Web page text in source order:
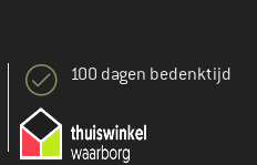
100 dagen bedenktijd